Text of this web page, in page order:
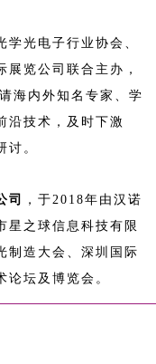
学光电子行业协会、
展览公司联合主办，
海内外知名专家、学
沿技术，及时下激
讨。
司
，于2018年由汉诺
星之球信息科技有限
制造大会、深圳国际
论坛及博览会。